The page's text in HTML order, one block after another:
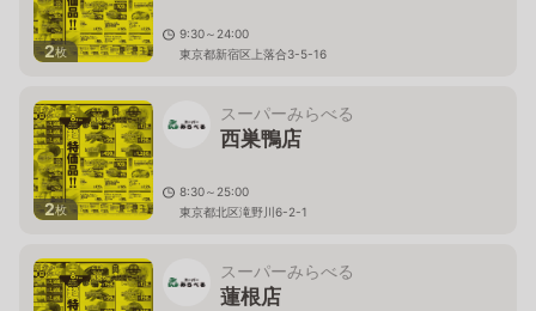
2枚
9:30～24:00
東京都新宿区上落合3-5-16
2枚
スーパーみらべる
西巣鴨店
8:30～25:00
東京都北区滝野川6-2-1
スーパーみらべる
蓮根店